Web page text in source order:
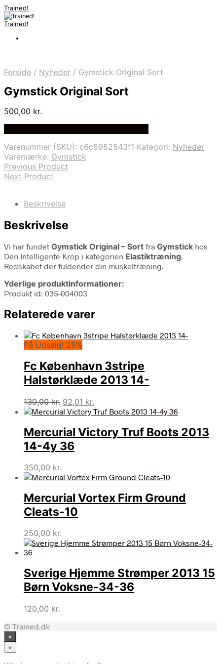
Trained!
Trained!
Forside / Nyheder / Gymstick Original Sort
Gymstick Original Sort
500,00 kr.
Varenummer (SKU): c6c8952543f1 Kategori: Nyheder
Varemærke: Gymstick
Previous Product
Next Product
Beskrivelse
Beskrivelse
Vi har fundet Gymstick Original – Sort fra Gymstick hos
Den Intelligente Krop i kategorien Elastiktræning.
Redskabet der fuldender din muskeltræning.
Yderlige produktinformationer:
Produkt id: 035-004003
Relaterede varer
På Udsalg! 29%
Fc København 3stripe
Halstørklæde 2013 14-
130,00kr. Den
oprindelige
var:
130,00 kr..
92,01 kr.
aktuelle
er:
92,01 kr..
Mercurial Victory Truf Boots 2013
14-4y 36
350,00 kr.
Mercurial Vortex Firm Ground
Cleats-10
250,00 kr.
Sverige Hjemme Strømper 2013 15
Børn Voksne-34-36
120,00 kr.
© Trained.dk
×
×